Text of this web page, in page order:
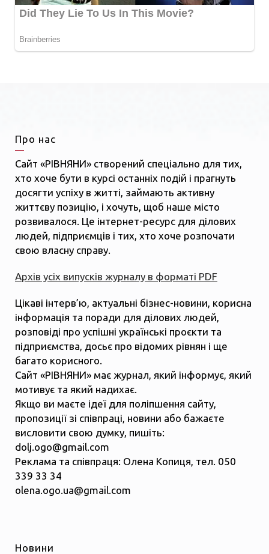
Про нас
Сайт «РІВНЯНИ» створений спеціально для тих,
хто хоче бути в курсі останніх подій і прагнуть
досягти успіху в житті, займають активну
життєву позицію, і хочуть, щоб наше місто
розвивалося. Це інтернет-ресурс для ділових
людей, підприємців і тих, хто хоче розпочати
свою власну справу.
Архів усіх випусків журналу в форматі PDF
Цікаві інтерв’ю, актуальні бізнес-новини, корисна
інформація та поради для ділових людей,
розповіді про успішні українські проєкти та
підприємства, досьє про відомих рівнян і ще
багато корисного.
Сайт «РІВНЯНИ» має журнал, який інформує, який
мотивує та який надихає.
Якщо ви маєте ідеї для поліпшення сайту,
пропозиції зі співпраці, новини або бажаєте
висловити свою думку, пишіть:
dolj.ogo@gmail.com
Реклама та співпраця: Олена Копиця, тел. 050
339 33 34
olena.ogo.ua@gmail.com
Новини